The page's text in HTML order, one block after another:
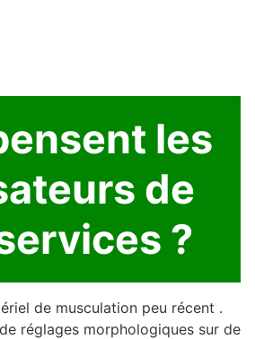
les
de
?
de musculation peu récent .
réglages morphologiques sur de